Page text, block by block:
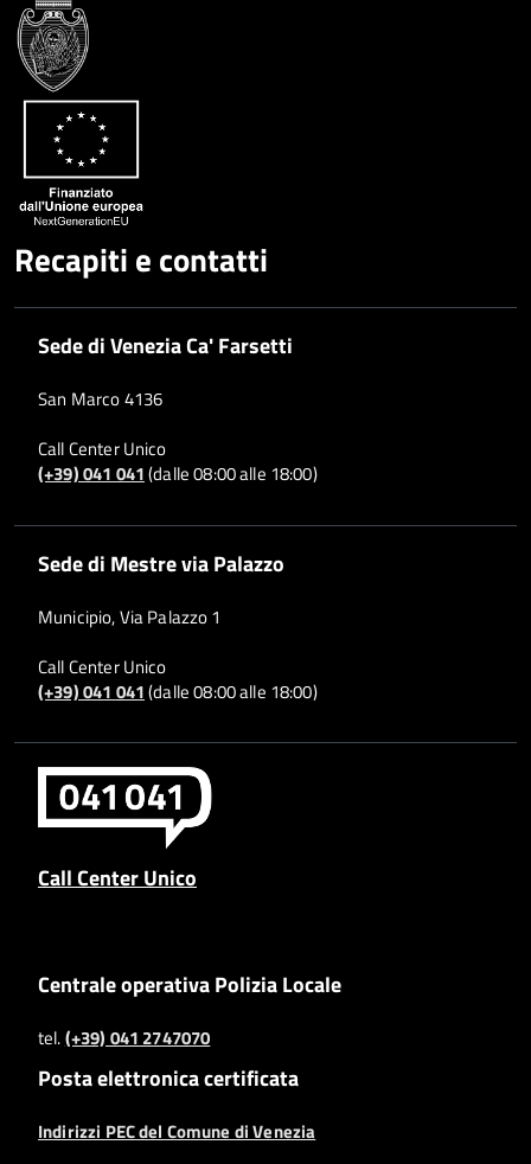
Recapiti e contatti
Sede di Venezia Ca' Farsetti
San Marco 4136
Call Center Unico
(+39) 041 041(dalle 08:00 alle 18:00)
Sede di Mestre via Palazzo
Municipio, Via Palazzo 1
Call Center Unico
(+39) 041 041(dalle 08:00 alle 18:00)
Call Center Unico
Centrale operativa Polizia Locale
tel.(+39) 041 2747070
Posta elettronica certificata
Indirizzi PEC del Comune di Venezia